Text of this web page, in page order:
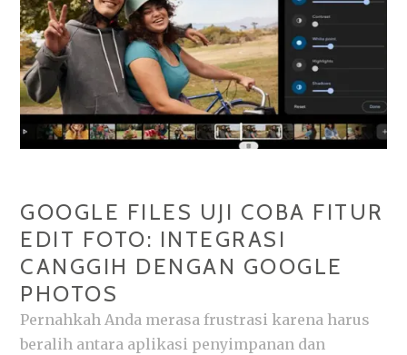
MENARIK
PELANGGAN
GOOGLE FILES UJI COBA FITUR
EDIT FOTO: INTEGRASI
CANGGIH DENGAN GOOGLE
PHOTOS
Pernahkah Anda merasa frustrasi karena harus
beralih antara aplikasi penyimpanan dan